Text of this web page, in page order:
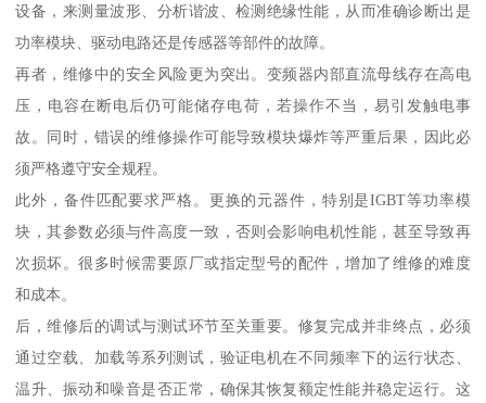
设备，来测量波形、分析谐波、检测绝缘性能，从而准确诊断出是
功率模块、驱动电路还是传感器等部件的故障。
再者，维修中的安全风险更为突出。变频器内部直流母线存在高电
压，电容在断电后仍可能储存电荷，若操作不当，易引发触电事
故。同时，错误的维修操作可能导致模块爆炸等严重后果，因此必
须严格遵守安全规程。
此外，备件匹配要求严格。更换的元器件，特别是IGBT等功率模
块，其参数必须与件高度一致，否则会影响电机性能，甚至导致再
次损坏。很多时候需要原厂或指定型号的配件，增加了维修的难度
和成本。
后，维修后的调试与测试环节至关重要。修复完成并非终点，必须
通过空载、加载等系列测试，验证电机在不同频率下的运行状态、
温升、振动和噪音是否正常，确保其恢复额定性能并稳定运行。这